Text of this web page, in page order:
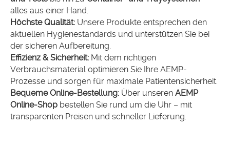
alles aus einer Hand.
Höchste Qualität: Unsere Produkte entsprechen den
aktuellen Hygienestandards und unterstützen Sie bei
der sicheren Aufbereitung.
Effizienz & Sicherheit: Mit dem richtigen
Verbrauchsmaterial optimieren Sie Ihre AEMP-
Prozesse und sorgen für maximale Patientensicherheit.
Bequeme Online-Bestellung: Über unseren AEMP
Online-Shop bestellen Sie rund um die Uhr – mit
transparenten Preisen und schneller Lieferung.